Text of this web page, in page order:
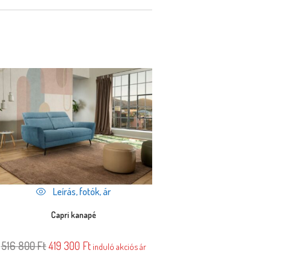
Leírás, fotók, ár
Capri kanapé
516 800Ft419 300 Ftinduló akciós ár